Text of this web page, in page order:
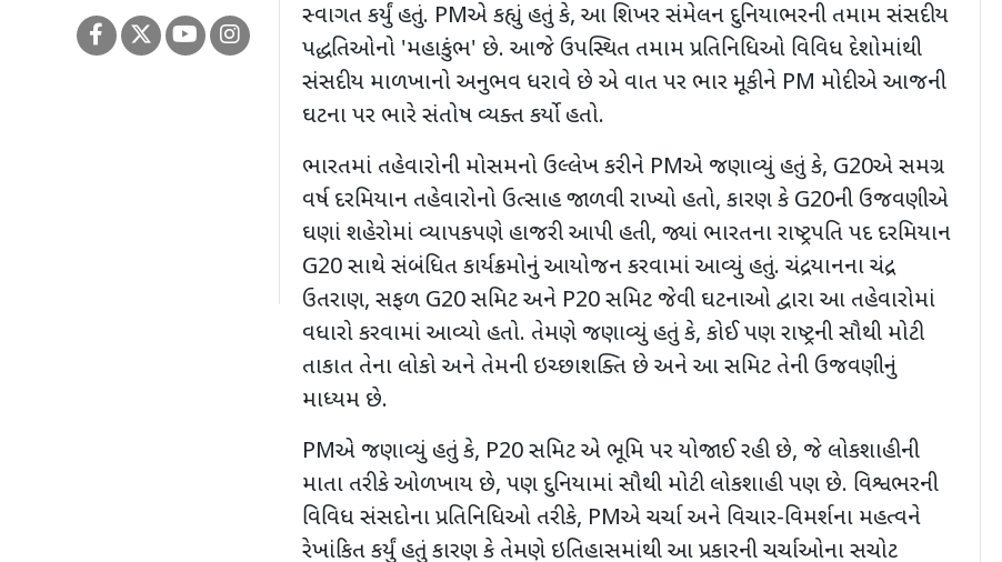
સ્વાગત કર્યું હતું. PMએ કહ્યું હતું કે, આ શિખર સંમેલન દુનિયાભરની તમામ સંસદીય
પદ્ધતિઓનો 'મહાકુંભ' છે. આજે ઉપસ્થિત તમામ પ્રતિનિધિઓ વિવિધ દેશોમાંથી
સંસદીય માળખાનો અનુભવ ધરાવે છે એ વાત પર ભાર મૂકીને PM મોદીએ આજની
ઘટના પર ભારે સંતોષ વ્યક્ત કર્યો હતો.
ભારતમાં તહેવારોની મોસમનો ઉલ્લેખ કરીને PMએ જણાવ્યું હતું કે, G20એ સમગ્ર
વર્ષ દરમિયાન તહેવારોનો ઉત્સાહ જાળવી રાખ્યો હતો, કારણ કે G20ની ઉજવણીએ
ઘણાં શહેરોમાં વ્યાપકપણે હાજરી આપી હતી, જ્યાં ભારતના રાષ્ટ્રપતિ પદ દરમિયાન
G20 સાથે સંબંધિત કાર્યક્રમોનું આયોજન કરવામાં આવ્યું હતું. ચંદ્રયાનના ચંદ્ર
ઉતરાણ, સફળ G20 સમિટ અને P20 સમિટ જેવી ઘટનાઓ દ્વારા આ તહેવારોમાં
વધારો કરવામાં આવ્યો હતો. તેમણે જણાવ્યું હતું કે, કોઈ પણ રાષ્ટ્રની સૌથી મોટી
તાકાત તેના લોકો અને તેમની ઇચ્છાશક્તિ છે અને આ સમિટ તેની ઉજવણીનું
માધ્યમ છે.
PMએ જણાવ્યું હતું કે, P20 સમિટ એ ભૂમિ પર યોજાઈ રહી છે, જે લોકશાહીની
માતા તરીકે ઓળખાય છે, પણ દુનિયામાં સૌથી મોટી લોકશાહી પણ છે. વિશ્વભરની
વિવિધ સંસદોના પ્રતિનિધિઓ તરીકે, PMએ ચર્ચા અને વિચાર-વિમર્શના મહત્વને
રેખાંકિત કર્યું હતું કારણ કે તેમણે ઇતિહાસમાંથી આ પ્રકારની ચર્ચાઓના સચોટ